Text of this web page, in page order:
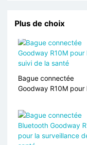
Plus de choix
Bague connectée
Goodway R10M pour